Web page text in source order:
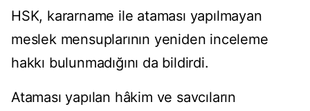
HSK, kararname ile ataması yapılmayan
meslek mensuplarının yeniden inceleme
hakkı bulunmadığını da bildirdi.
Ataması yapılan hâkim ve savcıların